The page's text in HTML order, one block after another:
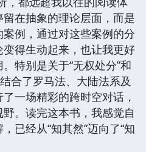
在抽象的理论层面，而是
例，通过对这些案例的分
得生动起来，也让我更好
特别是关于“无权处分”和
合了罗马法、大陆法系及
一场精彩的跨时空对话，
。读完这本书，我感觉自
已经从“知其然”迈向了“知